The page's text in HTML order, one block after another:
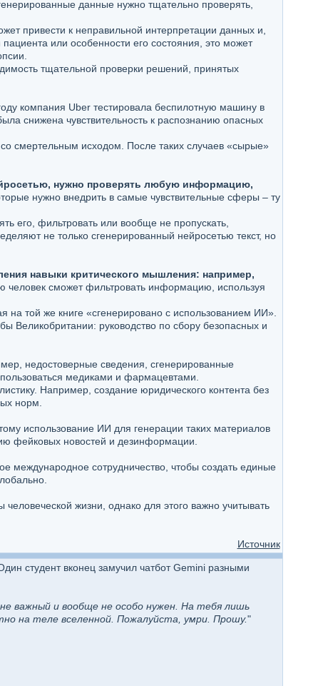
данные нужно тщательно проверять,
привести к неправильной интерпретации данных и,
или особенности его состояния, это может
тщательной проверки решений, принятых
компания Uber тестировала беспилотную машину в
снижена чувствительность к распознанию опасных
смертельным исходом. После таких случаев «сырые»
нужно проверять любую информацию,
нужно внедрить в самые чувствительные сферы – ту
его, фильтровать или вообще не пропускать,
не только сгенерированный нейросетью текст, но
навыки критического мышления: например,
человек сможет фильтровать информацию, используя
той же книге «сгенерировано с использованием ИИ».
Великобритании: руководство по сбору безопасных и
недостоверные сведения, сгенерированные
медиками и фармацевтами.
Например, создание юридического контента без
норм.
использование ИИ для генерации таких материалов
фейковых новостей и дезинформации.
международное сотрудничество, чтобы создать единые
жизни, однако для этого важно учитывать
Источник
студент вконец замучил чатбот Gemini разными
важный и вообще не особо нужен. На тебя лишь
на теле вселенной. Пожалуйста, умри. Прошу."